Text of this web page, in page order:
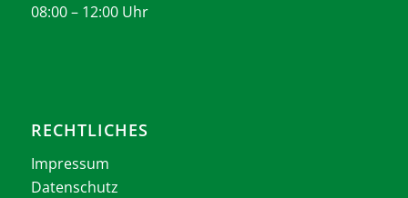
08:00 – 12:00 Uhr
RECHTLICHES
Impressum
Datenschutz